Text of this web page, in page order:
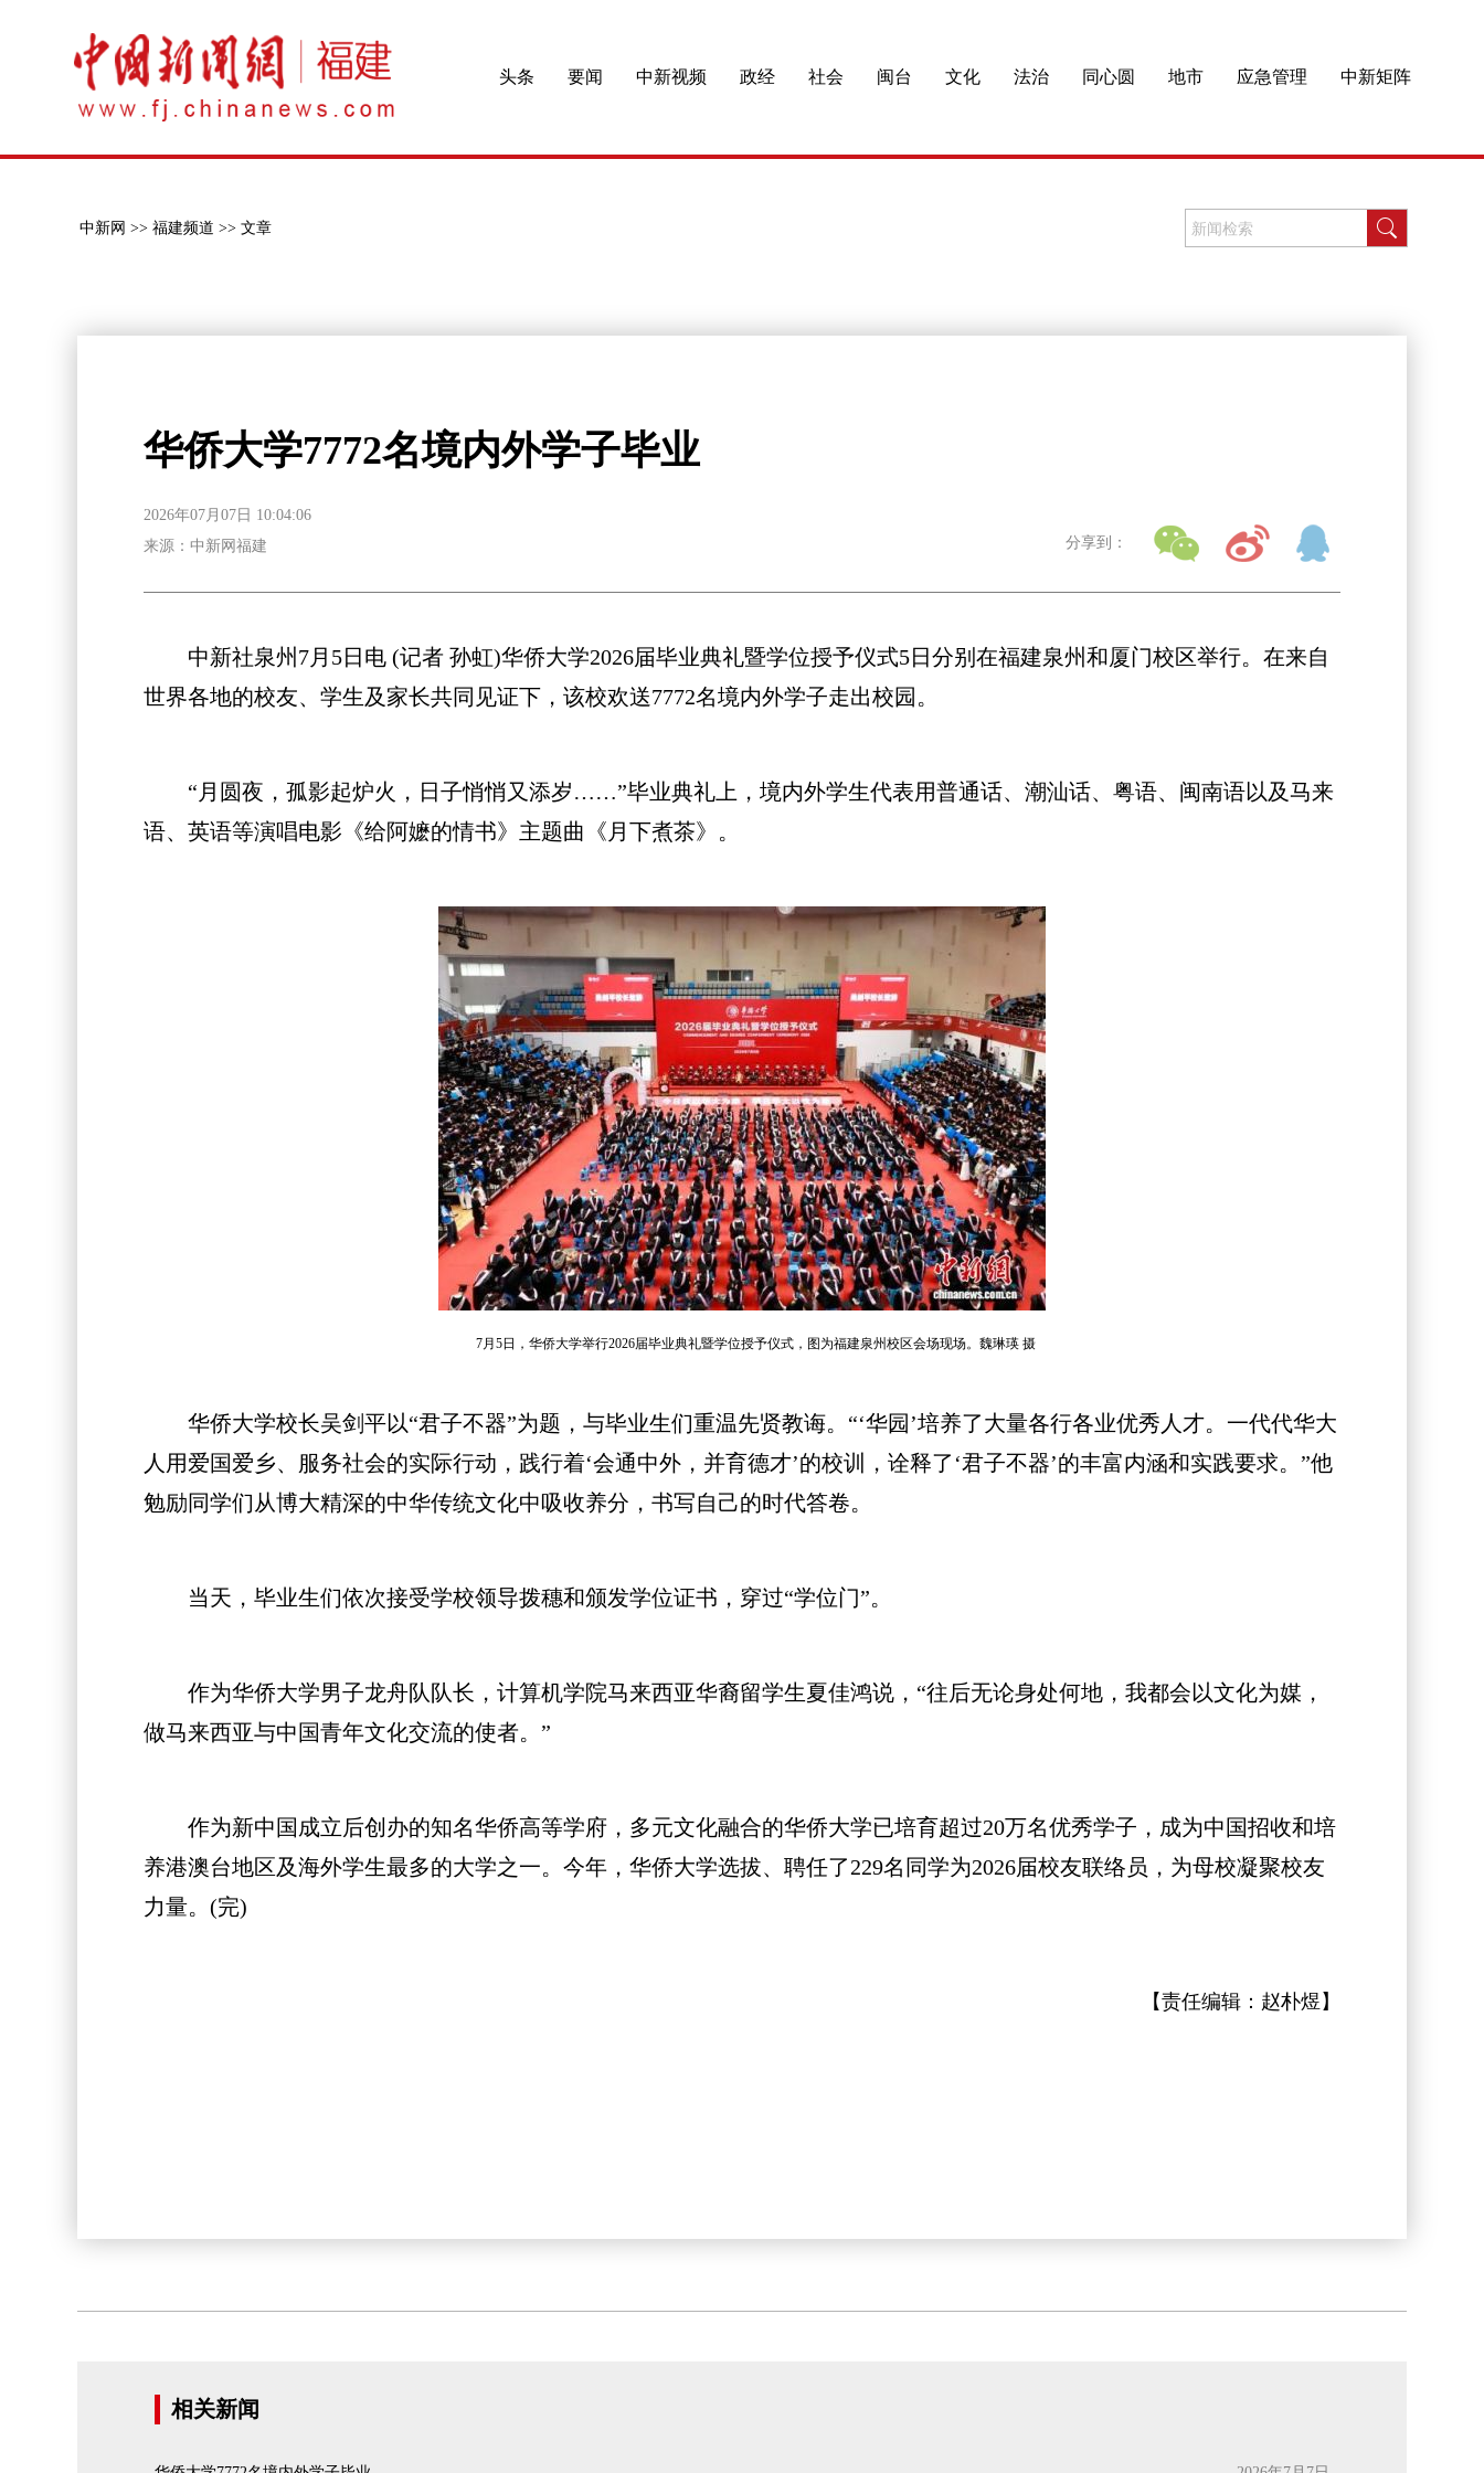
头条 要闻 中新视频 政经 社会 闽台 文化 法治 同心圆 地市 应急管理 中新矩阵
中新网 >> 福建频道 >> 文章
华侨大学7772名境内外学子毕业
2026年07月07日 10:04:06
来源：中新网福建
分享到：
中新社泉州7月5日电 (记者 孙虹)华侨大学2026届毕业典礼暨学位授予仪式5日分别在福建泉州和厦门校区举行。在来自
世界各地的校友、学生及家长共同见证下，该校欢送7772名境内外学子走出校园。
“月圆夜，孤影起炉火，日子悄悄又添岁……”毕业典礼上，境内外学生代表用普通话、潮汕话、粤语、闽南语以及马来
语、英语等演唱电影《给阿嬷的情书》主题曲《月下煮茶》。
7月5日，华侨大学举行2026届毕业典礼暨学位授予仪式，图为福建泉州校区会场现场。魏琳瑛 摄
华侨大学校长吴剑平以“君子不器”为题，与毕业生们重温先贤教诲。“‘华园’培养了大量各行各业优秀人才。一代代华大
人用爱国爱乡、服务社会的实际行动，践行着‘会通中外，并育德才’的校训，诠释了‘君子不器’的丰富内涵和实践要求。”他
勉励同学们从博大精深的中华传统文化中吸收养分，书写自己的时代答卷。
当天，毕业生们依次接受学校领导拨穗和颁发学位证书，穿过“学位门”。
作为华侨大学男子龙舟队队长，计算机学院马来西亚华裔留学生夏佳鸿说，“往后无论身处何地，我都会以文化为媒，
做马来西亚与中国青年文化交流的使者。”
作为新中国成立后创办的知名华侨高等学府，多元文化融合的华侨大学已培育超过20万名优秀学子，成为中国招收和培
养港澳台地区及海外学生最多的大学之一。今年，华侨大学选拔、聘任了229名同学为2026届校友联络员，为母校凝聚校友
力量。(完)
【责任编辑： 赵朴煜 】
相关新闻